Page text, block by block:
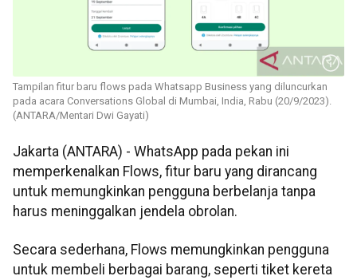
Tampilan fitur baru flows pada Whatsapp Business yang diluncurkan
pada acara Conversations Global di Mumbai, India, Rabu (20/9/2023).
(ANTARA/Mentari Dwi Gayati)
Jakarta (ANTARA) - WhatsApp pada pekan ini
memperkenalkan Flows, fitur baru yang dirancang
untuk memungkinkan pengguna berbelanja tanpa
harus meninggalkan jendela obrolan.
Secara sederhana, Flows memungkinkan pengguna
untuk membeli berbagai barang, seperti tiket kereta